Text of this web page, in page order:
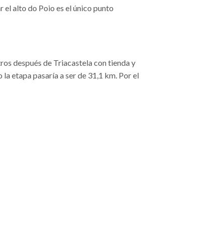
el alto do Poio es el único punto
después de Triacastela con tienda y
etapa pasaría a ser de 31,1 km. Por el